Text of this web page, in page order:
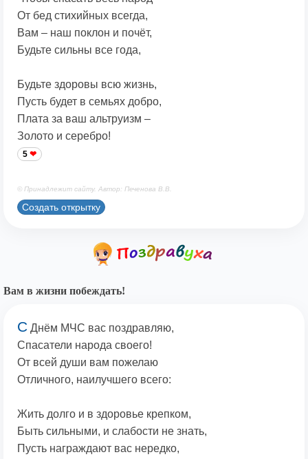
От бед стихийных всегда,
Вам – наш поклон и почёт,
Будьте сильны все года,
Будьте здоровы всю жизнь,
Пусть будет в семьях добро,
Плата за ваш альтруизм –
Золото и серебро!
5
© Принадлежит сайту. Автор: Печенова В.В.
Создать открытку
Вам в жизни побеждать!
С Днём МЧС вас поздравляю,
Спасатели народа своего!
От всей души вам пожелаю
Отличного, наилучшего всего:
Жить долго и в здоровье крепком,
Быть сильными, и слабости не знать,
Пусть награждают вас нередко,